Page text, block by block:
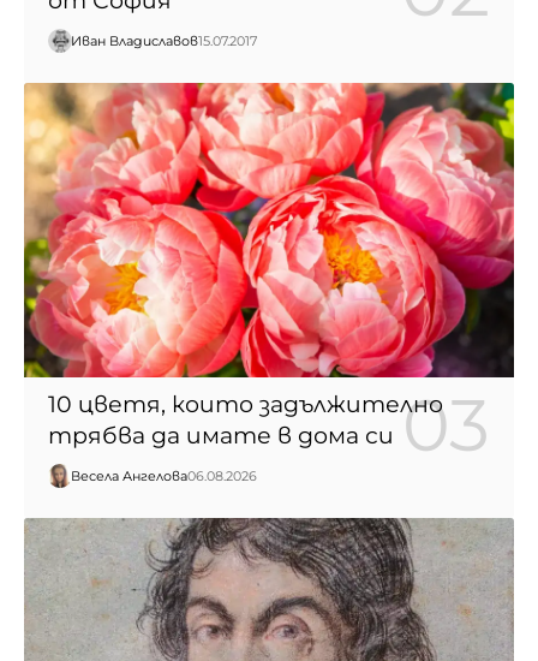
Иван Владиславов15.07.2017
10 цветя, които задължително
трябва да имате в дома си
Весела Ангелова06.08.2026